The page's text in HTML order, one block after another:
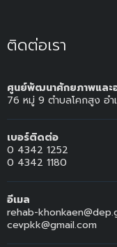
ติดต่อเรา
ศูนย์พัฒนาศักยภาพและ
76 หมู่ 9 ตำบลโคกสูง อ
เบอร์ติดต่อ
0 4342 1252
0 4342 1180
อีเมล
rehab-
cevpkk@gmail.com